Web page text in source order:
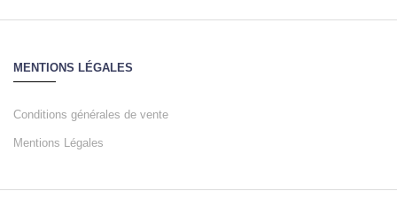
MENTIONS LÉGALES
Conditions générales de vente
Mentions Légales